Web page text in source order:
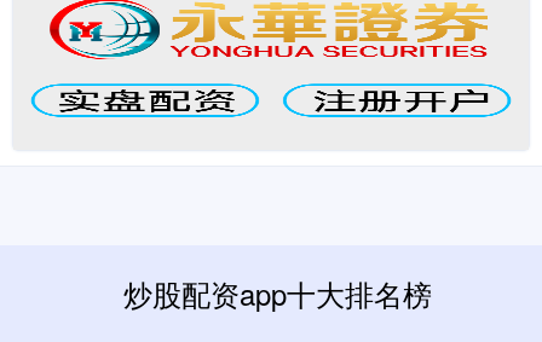
炒股配资app十大排名榜